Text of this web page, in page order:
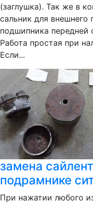
(заглушка). Так же в
сальник для
подшипника передней
Работа простая при
Если...
замена
подрамнике
При нажатии любого